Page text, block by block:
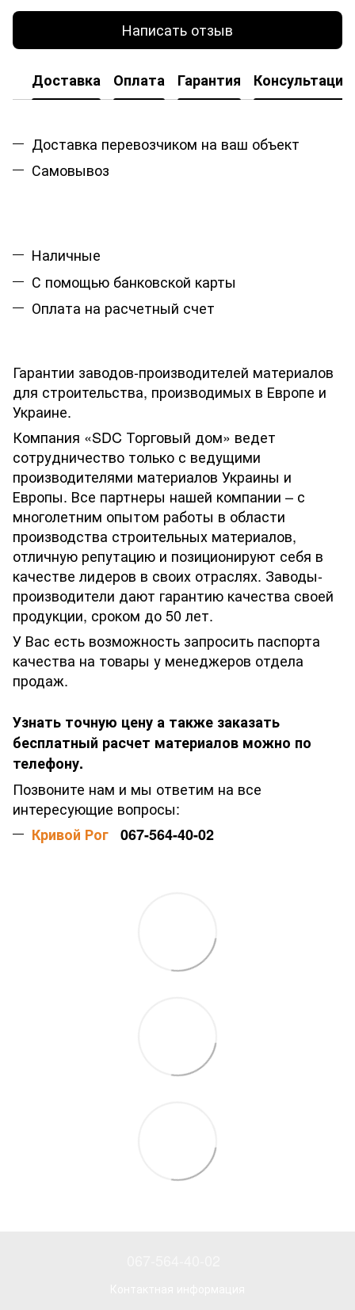
Написать отзыв
Доставка Оплата Гарантия Консультация
Доставка перевозчиком на ваш объект
Самовывоз
Наличные
С помощью банковской карты
Оплата на расчетный счет
Гарантии заводов-производителей материалов
для строительства, производимых в Европе и
Украине.
Компания «SDC Торговый дом» ведет
сотрудничество только с ведущими
производителями материалов Украины и
Европы. Все партнеры нашей компании – с
многолетним опытом работы в области
производства строительных материалов,
отличную репутацию и позиционируют себя в
качестве лидеров в своих отраслях. Заводы-
производители дают гарантию качества своей
продукции, сроком до 50 лет.
У Вас есть возможность запросить паспорта
качества на товары у менеджеров отдела
продаж.
Узнать точную цену а также заказать
бесплатный расчет материалов можно по
телефону.
Позвоните нам и мы ответим на все
интересующие вопросы:
Кривой Рог 067-564-40-02